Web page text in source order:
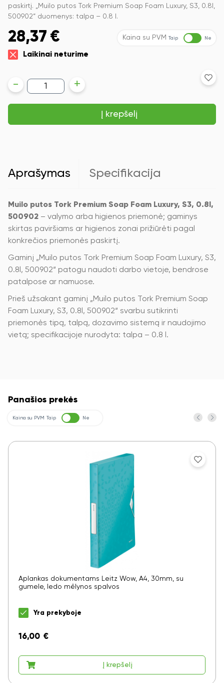
paskirtį. „Muilo putos Tork Premium Soap Foam Luxury, S3, 0.8l,
500902“ duomenys: talpa – 0.8 l.
28,37 € Kaina su PVM Taip Ne
Laikinai neturime
produkto
kiekis:
Muilo
putos
Premium
0.8l,
500902
- +
Į krepšelį
Aprašymas Specifikacija
Muilo putos Tork Premium Soap Foam Luxury, S3, 0.8l,
500902 – valymo arba higienos priemonė; gaminys
skirtas paviršiams ar higienos zonai prižiūrėti pagal
konkrečios priemonės paskirtį.
Gaminį „Muilo putos Tork Premium Soap Foam Luxury, S3,
0.8l, 500902“ patogu naudoti darbo vietoje, bendrose
patalpose ar namuose.
Prieš užsakant gaminį „Muilo putos Tork Premium Soap
Foam Luxury, S3, 0.8l, 500902“ svarbu sutikrinti
priemonės tipą, talpą, dozavimo sistemą ir naudojimo
vietą; specifikacijoje nurodyta: talpa – 0.8 l.
Panašios prekės
Kaina su PVM Taip Ne
Aplankas dokumentams Leitz Wow, A4, 30mm, su
gumele, ledo mėlynos spalvos
Yra prekyboje
16,00 €
Į krepšelį